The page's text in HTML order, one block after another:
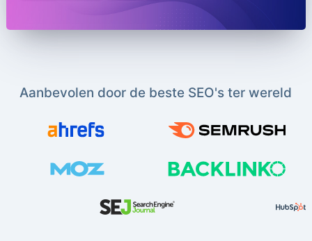
Aanbevolen door de beste SEO's ter wereld